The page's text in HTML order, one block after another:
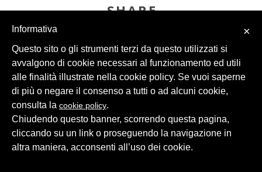
SHARE
© 2026 Intesa Grandi Impianti Srl Dati Personali
×
Informativa
Questo sito o gli strumenti terzi da questo utilizzati si
avvalgono di cookie necessari al funzionamento ed utili
alle finalità illustrate nella cookie policy. Se vuoi saperne
di più o negare il consenso a tutti o ad alcuni cookie,
consulta la cookie policy.
Chiudendo questo banner, scorrendo questa pagina,
cliccando su un link o proseguendo la navigazione in
altra maniera, acconsenti all’uso dei cookie.